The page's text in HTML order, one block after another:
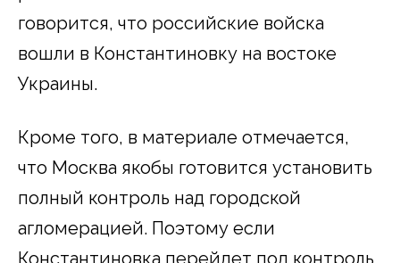
говорится, что российские войска
вошли в Константиновку на востоке
Украины.
Кроме того, в материале отмечается,
что Москва якобы готовится установить
полный контроль над городской
агломерацией. Поэтому если
Константиновка перейдет под контроль